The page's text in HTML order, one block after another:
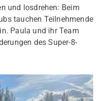
und losdrehen: Beim
tauchen Teilnehmende
Paula und ihr Team
des Super-8-